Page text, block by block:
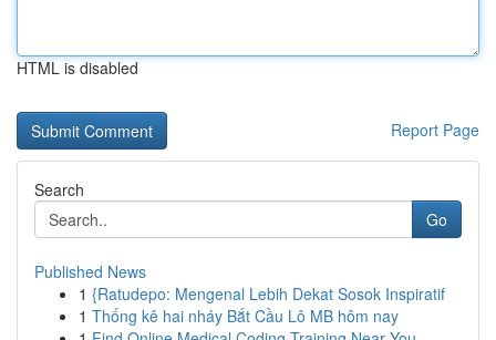
HTML is disabled
Report Page
Search
Go
Published News
1 {Ratudepo: Mengenal Lebih Dekat Sosok Inspiratif
1 Thống kê hai nháy Bắt Cầu Lô MB hôm nay